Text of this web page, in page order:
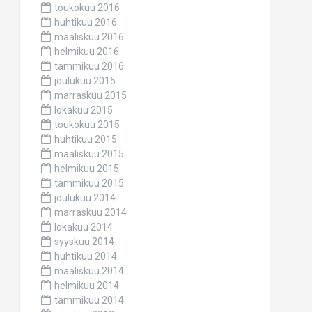
toukokuu 2016
huhtikuu 2016
maaliskuu 2016
helmikuu 2016
tammikuu 2016
joulukuu 2015
marraskuu 2015
lokakuu 2015
toukokuu 2015
huhtikuu 2015
maaliskuu 2015
helmikuu 2015
tammikuu 2015
joulukuu 2014
marraskuu 2014
lokakuu 2014
syyskuu 2014
huhtikuu 2014
maaliskuu 2014
helmikuu 2014
tammikuu 2014